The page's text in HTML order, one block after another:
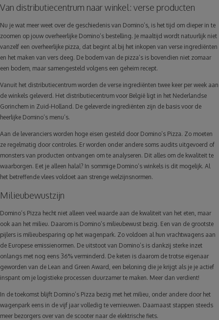
Van distributiecentrum naar winkel: verse producten
Nu je wat meer weet over de geschiedenis van Domino’s, is het tijd om dieper in te
zoomen op jouw overheerlijke Domino’s bestelling. Je maaltijd wordt natuurlijk niet
vanzelf een overheerlijke pizza, dat begint al bij het inkopen van verse ingrediënten
en het maken van vers deeg. De bodem van de pizza’s is bovendien niet zomaar
een bodem, maar samengesteld volgens een geheim recept.
Vanuit het distributiecentrum worden de verse ingrediënten twee keer per week aan
de winkels geleverd. Het distributiecentrum voor België ligt in het Nederlandse
Gorinchem in Zuid-Holland. De geleverde ingrediënten zijn de basis voor de
heerlijke Domino’s menu’s.
Aan de leveranciers worden hoge eisen gesteld door Domino’s Pizza. Zo moeten
ze regelmatig door controles. Er worden onder andere soms audits uitgevoerd of
monsters van producten ontvangen om te analyseren. Dit alles om de kwaliteit te
waarborgen. Eet je alleen halal? In sommige Domino’s winkels is dit mogelijk. Al
het betreffende vlees voldoet aan strenge welzijnsnormen.
Milieubewustzijn
Domino’s Pizza hecht niet alleen veel waarde aan de kwaliteit van het eten, maar
ook aan het milieu. Daarom is Domino’s milieubewust bezig. Een van de grootste
pijlers is milieubesparing op het wagenpark. Zo voldoen al hun vrachtwagens aan
de Europese emissienormen. De uitstoot van Domino’s is dankzij sterke inzet
onlangs met nog eens 36% verminderd. De keten is daarom de trotse eigenaar
geworden van de Lean and Green Award, een beloning die je krijgt als je je actief
inspant om je logistieke processen duurzamer te maken. Meer dan verdient!
In de toekomst blijft Domino’s Pizza bezig met het milieu, onder andere door het
wagenpark eens in de vijf jaar volledig te vernieuwen. Daarnaast stappen steeds
meer bezorgers over van de scooter naar de elektrische fiets.